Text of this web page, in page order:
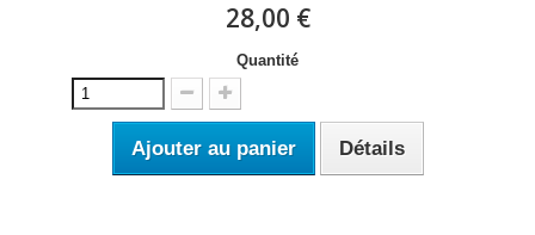
28,00 €
Quantité
Ajouter au panier Détails